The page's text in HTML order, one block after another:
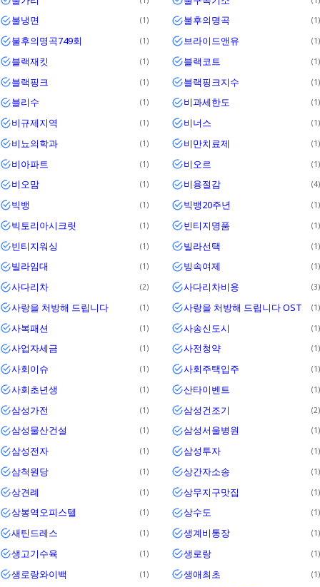
불냉면 1 불후의명곡 1
불후의명곡749회 1 브라이드앤유 1
블랙재킷 1 블랙코트 1
블랙핑크 1 블랙핑크지수 1
블리수 1 비과세한도 1
비규제지역 1 비너스 1
비뇨의학과 1 비만치료제 1
비아파트 1 비오르 1
비오맘 1 비용절감 4
빅뱅 1 빅뱅20주년 1
빅토리아시크릿 1 빈티지명품 1
빈티지워싱 1 빌라선택 1
빌라임대 1 빙속여제 1
사다리차 2 사다리차비용 3
사랑을 처방해 드립니다 1 사랑을 처방해 드립니다 OST 1
사복패션 1 사송신도시 1
사업자세금 1 사전청약 1
사회이슈 1 사회주택입주 1
사회초년생 1 산타이벤트 1
삼성가전 1 삼성건조기 2
삼성물산건설 1 삼성서울병원 1
삼성전자 1 삼성투자 1
삼척원당 1 상간자소송 1
상견례 1 상무지구맛집 1
상봉역오피스텔 1 상수도 1
새틴드레스 1 생계비통장 1
생고기수육 1 생로랑 1
생로랑와이백 1 생애최초 1